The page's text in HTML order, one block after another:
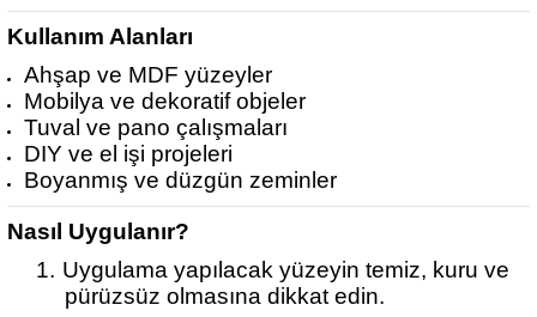
Kullanım Alanları
Ahşap ve MDF yüzeyler
Mobilya ve dekoratif objeler
Tuval ve pano çalışmaları
DIY ve el işi projeleri
Boyanmış ve düzgün zeminler
Nasıl Uygulanır?
1. Uygulama yapılacak yüzeyin temiz, kuru ve
pürüzsüz olmasına dikkat edin.